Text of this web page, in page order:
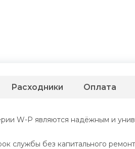
W-P являются надёжным и
без капитального
Расходники Оплата